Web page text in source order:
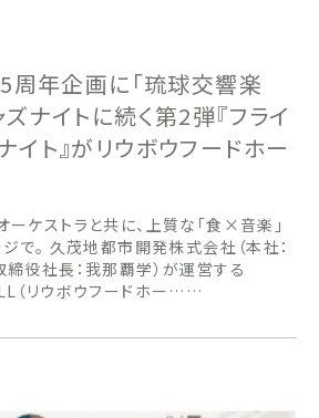
周年企画に「琉球交響楽
ズナイトに続く第2弾『フライ
イト』がリウボウフードホー
ケストラと共に、上質な「食×音楽」
で。 久茂地都市開発株式会社（本社：
役社長：我那覇学）が運営する
（リウボウフードホー……